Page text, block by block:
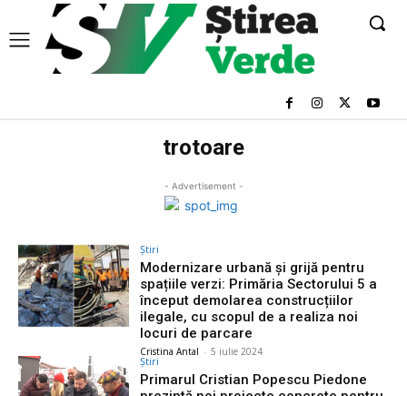
trotoare
- Advertisement -
Știri
Modernizare urbană și grijă pentru
spațiile verzi: Primăria Sectorului 5 a
început demolarea construcțiilor
ilegale, cu scopul de a realiza noi
locuri de parcare
Cristina Antal - 5 iulie 2024
Știri
Primarul Cristian Popescu Piedone